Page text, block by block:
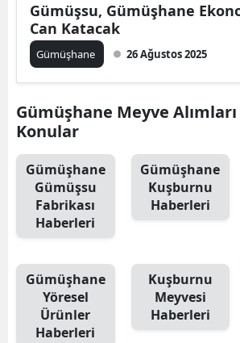
Erzurum
Giresun
Hakkari
Isparta
Mersin
Gümüşsu, Gümüşhane
Can Katacak
Gümüşhane 26 Ağustos 2025
Gümüşhane Meyve
Konular
Gümüşhane
Gümüşsu
Fabrikası
Haberleri
Gümüşhane
Kuşburnu
Haberleri
Gümüşhane
Yöresel
Ürünler
Haberleri
Kuşburnu
Meyvesi
Haberleri